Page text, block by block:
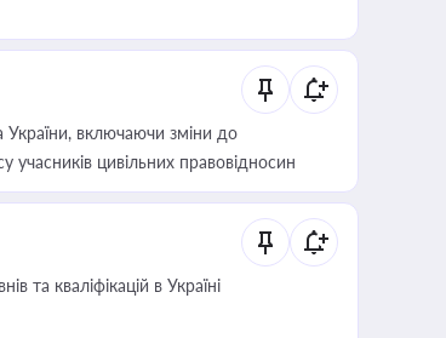
включаючи зміни до
учасників цивільних правовідносин
та кваліфікацій в Україні